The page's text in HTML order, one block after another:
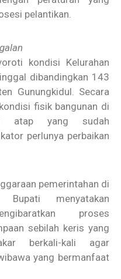
pelantikan.
kondisi Kelurahan
dibandingkan 143
Gunungkidul. Secara
fisik bangunan di
atap yang sudah
perlunya perbaikan
pemerintahan di
menyatakan
proses
sebilah keris yang
berkali-kali agar
yang bermanfaat